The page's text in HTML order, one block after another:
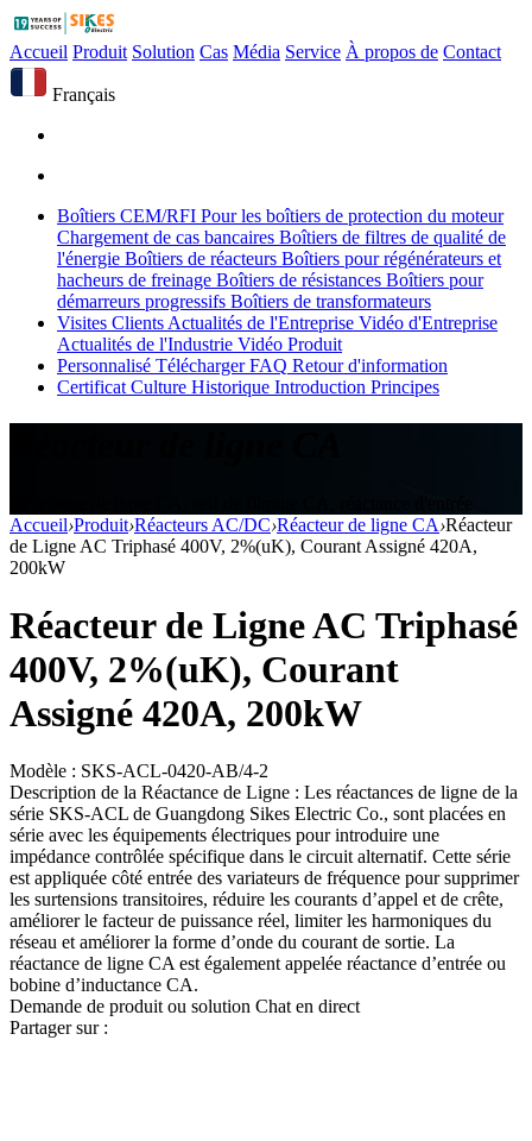
Accueil Produit Solution Cas Média Service À propos de Contact
Français
Boîtiers CEM/RFI Pour les boîtiers de protection du moteur
Chargement de cas bancaires Boîtiers de filtres de qualité de
l'énergie Boîtiers de réacteurs Boîtiers pour régénérateurs et
hacheurs de freinage Boîtiers de résistances Boîtiers pour
démarreurs progressifs Boîtiers de transformateurs
Visites Clients Actualités de l'Entreprise Vidéo d'Entreprise
Actualités de l'Industrie Vidéo Produit
Personnalisé Télécharger FAQ Retour d'information
Certificat Culture Historique Introduction Principes
Accueil›Produit›Réacteurs AC/DC›Réacteur de ligne CA›Réacteur
de Ligne AC Triphasé 400V, 2%(uK), Courant Assigné 420A,
200kW
Réacteur de Ligne AC Triphasé
400V, 2%(uK), Courant
Assigné 420A, 200kW
Modèle : SKS-ACL-0420-AB/4-2
Description de la Réactance de Ligne : Les réactances de ligne de la
série SKS-ACL de Guangdong Sikes Electric Co., sont placées en
série avec les équipements électriques pour introduire une
impédance contrôlée spécifique dans le circuit alternatif. Cette série
est appliquée côté entrée des variateurs de fréquence pour supprimer
les surtensions transitoires, réduire les courants d’appel et de crête,
améliorer le facteur de puissance réel, limiter les harmoniques du
réseau et améliorer la forme d’onde du courant de sortie. La
réactance de ligne CA est également appelée réactance d’entrée ou
bobine d’inductance CA.
Demande de produit ou solution Chat en direct
Partager sur :